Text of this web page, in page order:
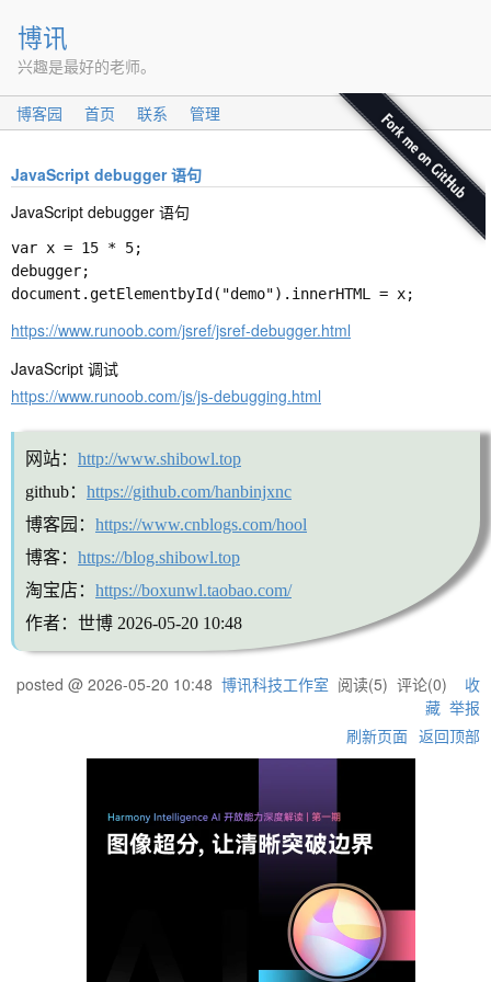
博讯
兴趣是最好的老师。
博客园 首页 联系 管理
JavaScript debugger 语句
JavaScript debugger 语句
var x = 15 * 5;
debugger;
https://www.runoob.com/jsref/jsref-debugger.html
JavaScript 调试
https://www.runoob.com/js/js-debugging.html
网站： http://www.shibowl.top
github： https://github.com/hanbinjxnc
博客园： https://www.cnblogs.com/hool
博客： https://blog.shibowl.top
淘宝店： https://boxunwl.taobao.com/
作者：世博 2026-05-20 10:48
posted @ 2026-05-20 10:48 博讯科技工作室 阅读(5) 评论(0) 收
藏 举报
刷新页面 返回顶部